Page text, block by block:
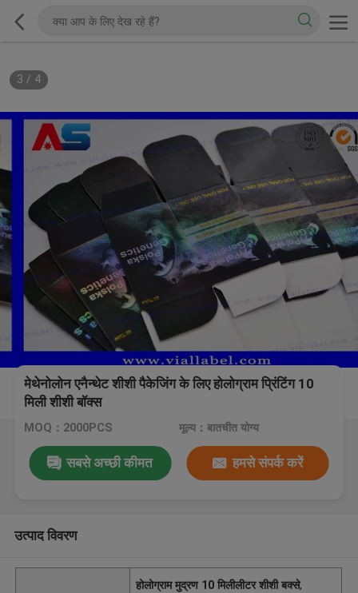
3 / 4
मेथेनोलोन एनैन्थेट शीशी पैकेजिंग के लिए होलोग्राम प्रिंटिंग 10
मिली शीशी बॉक्स
MOQ：2000PCS मूल्य：बातचीत योग्य
सबसे अच्छी कीमत हमसे संपर्क करें
उत्पाद विवरण
होलोग्राम मुद्रण 10 मिलीलीटर शीशी बक्से,